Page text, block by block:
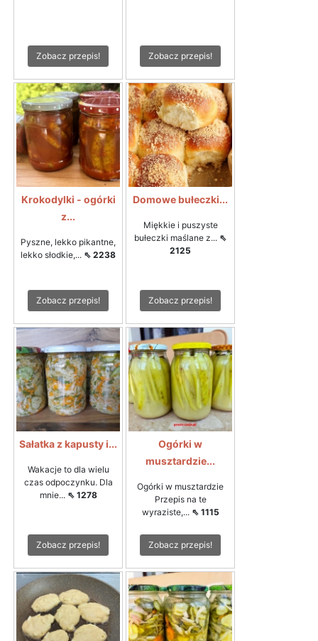
Zobacz przepis! Zobacz przepis!
Krokodylki - ogórki
z...
Pyszne, lekko pikantne,
lekko słodkie,... ⇖ 2238
Zobacz przepis!
Domowe bułeczki...
Miękkie i puszyste
bułeczki maślane z... ⇖
2125
Zobacz przepis!
Sałatka z kapusty i...
Wakacje to dla wielu
czas odpoczynku. Dla
mnie... ⇖ 1278
Zobacz przepis!
Ogórki w
musztardzie...
Ogórki w musztardzie
Przepis na te
wyraziste,... ⇖ 1115
Zobacz przepis!